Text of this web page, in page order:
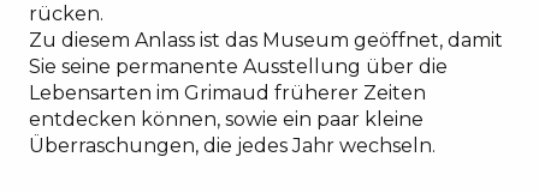
rücken.
Zu diesem Anlass ist das Museum geöffnet, damit
Sie seine permanente Ausstellung über die
Lebensarten im Grimaud früherer Zeiten
entdecken können, sowie ein paar kleine
Überraschungen, die jedes Jahr wechseln.